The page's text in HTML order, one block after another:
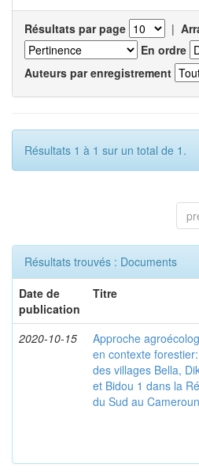
Résultats par page |
En ordre
Auteurs par enregistrement
Résultats 1 à 1 sur un total de 1.
Résultats trouvés : Documents
Date de
publication
Titre
2020-10-15
Approche
en contexte
des villages Bella,
et Bidou 1 dans la
du Sud au Cameroun